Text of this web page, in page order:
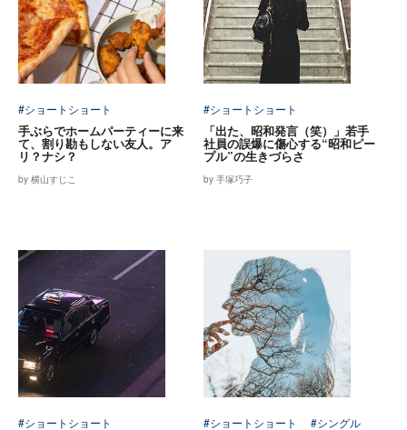
#ショートショート
手ぶらでホームパーティーに来
て、割り勘もしない友人。ア
リ？ナシ？
by 横山すじこ
#ショートショート
「出た、昭和発言（笑）」若手
社員の誤爆に傷心する“昭和ピー
プル”の生きづらさ
by 手塚巧子
#ショートショート #ショートショート
#シングル